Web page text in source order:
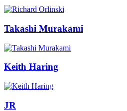
Takashi Murakami
Keith Haring
JR